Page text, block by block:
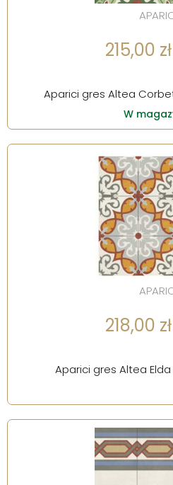
215,00
Aparici gres Altea
W
218,00
Aparici gres Altea